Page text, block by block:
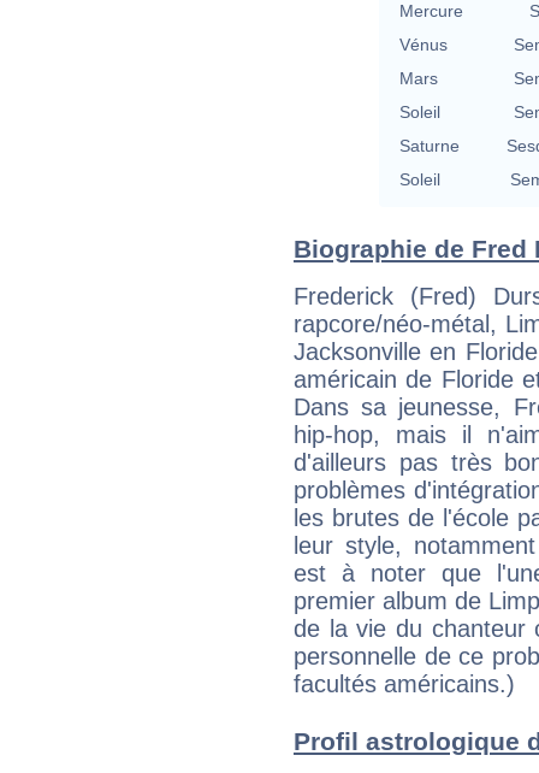
Mercure
Vénus
Mars
Soleil
Saturne
Soleil
Biographie de Fred
Frederick (Fred)
rapcore/néo-métal,
Jacksonville en
américain de Floride
Dans sa jeunesse,
hip-hop, mais il
d'ailleurs pas très
problèmes
les brutes de l'école
leur style,
est à noter que
premier album de
de la vie du chanteur
personnelle de ce
facultés américains.)
Profil astrologique